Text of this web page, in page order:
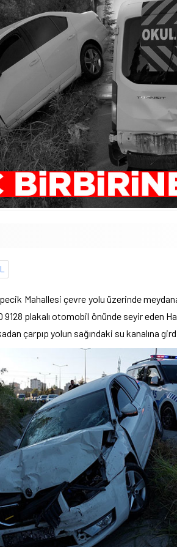
Mahallesi çevre yolu üzerinde
9128 plakalı otomobil önünde seyir eden
çarpıp yolun sağındaki su kanalına